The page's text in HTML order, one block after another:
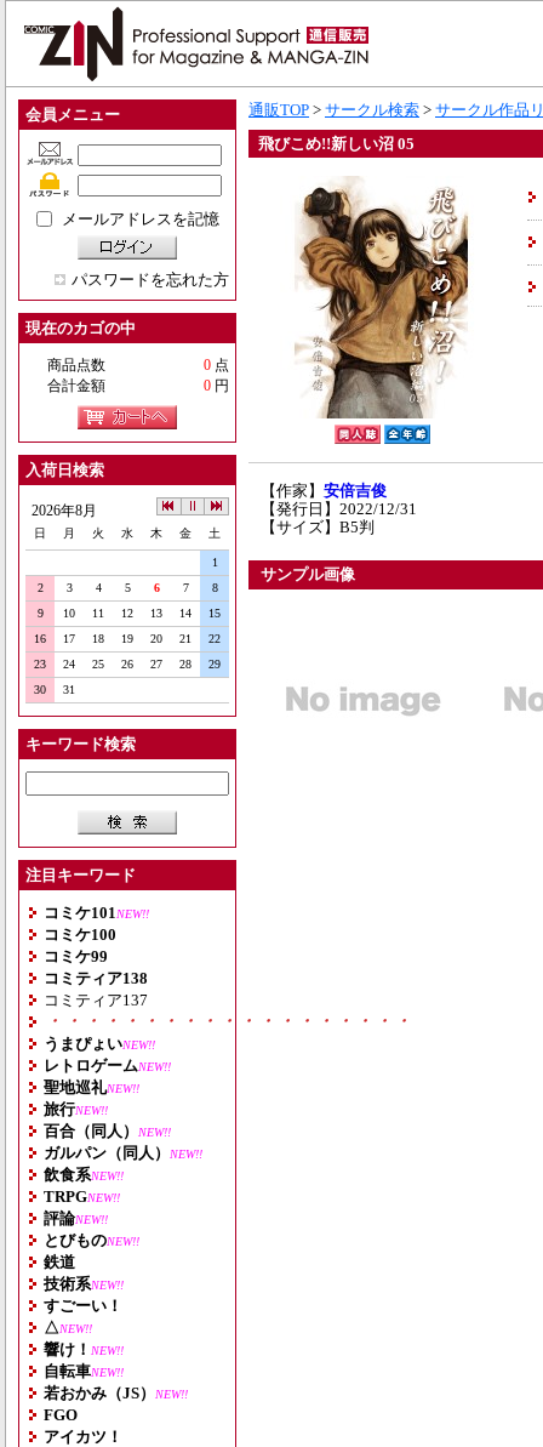
会員メニュー
メールアドレスを記憶
パスワードを忘れた方
現在のカゴの中
商品点数 0 点
合計金額
0 円
入荷日検索
2026年8月
日 月 火 水 木 金 土
1
2
3 4 5 6 7
8
9
10 11 12 13 14
15
16
17 18 19 20 21
22
23
24 25 26 27 28
29
30
31
キーワード検索
注目キーワード
コミケ101 NEW!!
コミケ100
コミケ99
コミティア138
コミティア137
・・・・・・・・・・・・・・・・・・・
うまぴょいNEW!!
レトロゲームNEW!!
聖地巡礼NEW!!
旅行NEW!!
百合（同人） NEW!!
ガルパン（同人） NEW!!
飲食系NEW!!
TRPGNEW!!
評論NEW!!
とびものNEW!!
鉄道
技術系NEW!!
すごーい！
△NEW!!
響け！ NEW!!
自転車NEW!!
若おかみ（JS） NEW!!
FGO
アイカツ！
通販TOP > サークル検索 > サークル作品
飛びこめ!!新しい沼 05
【作家】 安倍吉俊
【発行日】2022/12/31
【サイズ】B5判
サンプル画像